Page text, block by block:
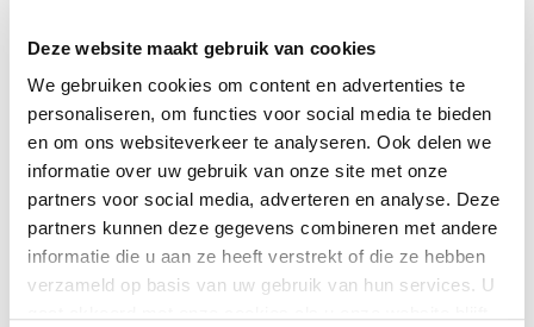
Deze website maakt gebruik van cookies
We gebruiken cookies om content en advertenties te
personaliseren, om functies voor social media te bieden
en om ons websiteverkeer te analyseren. Ook delen we
informatie over uw gebruik van onze site met onze
partners voor social media, adverteren en analyse. Deze
partners kunnen deze gegevens combineren met andere
informatie die u aan ze heeft verstrekt of die ze hebben
verzameld op basis van uw gebruik van hun services. U